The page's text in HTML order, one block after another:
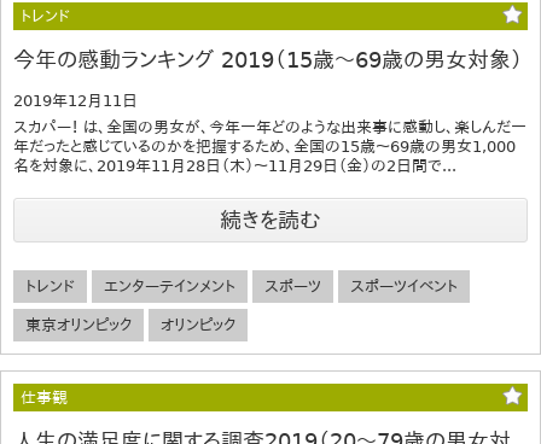
トレンド
今年の感動ランキング 2019（15歳～69歳の男女対象）
2019年12月11日
スカパー！ は、全国の男女が、今年一年どのような出来事に感動し、楽しんだ一
年だったと感じているのかを把握するため、全国の15歳～69歳の男女1,000
名を対象に、2019年11月28日（木）～11月29日（金）の2日間で...
続きを読む
トレンド エンターテインメント スポーツ スポーツイベント
東京オリンピック オリンピック
仕事観